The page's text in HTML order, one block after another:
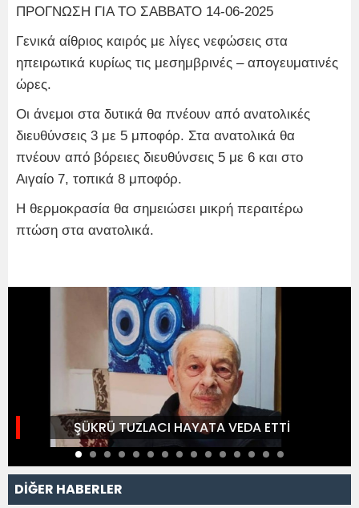
ΠΡΟΓΝΩΣΗ ΓΙΑ ΤΟ ΣΑΒΒΑΤΟ 14-06-2025
Γενικά αίθριος καιρός με λίγες νεφώσεις στα
ηπειρωτικά κυρίως τις μεσημβρινές – απογευματινές
ώρες.
Οι άνεμοι στα δυτικά θα πνέουν από ανατολικές
διευθύνσεις 3 με 5 μποφόρ. Στα ανατολικά θα
πνέουν από βόρειες διευθύνσεις 5 με 6 και στο
Αιγαίο 7, τοπικά 8 μποφόρ.
Η θερμοκρασία θα σημειώσει μικρή περαιτέρω
πτώση στα ανατολικά.
ŞÜKRÜ TUZLACI HAYATA VEDA ETTİ
DİĞER HABERLER